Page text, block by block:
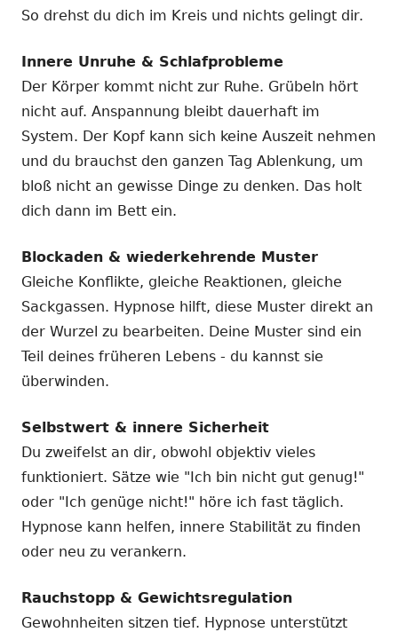
So drehst du dich im Kreis und nichts gelingt dir.
Innere Unruhe & Schlafprobleme
Der Körper kommt nicht zur Ruhe. Grübeln hört
nicht auf. Anspannung bleibt dauerhaft im
System. Der Kopf kann sich keine Auszeit nehmen
und du brauchst den ganzen Tag Ablenkung, um
bloß nicht an gewisse Dinge zu denken. Das holt
dich dann im Bett ein.
Blockaden & wiederkehrende Muster
Gleiche Konflikte, gleiche Reaktionen, gleiche
Sackgassen. Hypnose hilft, diese Muster direkt an
der Wurzel zu bearbeiten. Deine Muster sind ein
Teil deines früheren Lebens - du kannst sie
überwinden.
Selbstwert & innere Sicherheit
Du zweifelst an dir, obwohl objektiv vieles
funktioniert. Sätze wie "Ich bin nicht gut genug!"
oder "Ich genüge nicht!" höre ich fast täglich.
Hypnose kann helfen, innere Stabilität zu finden
oder neu zu verankern.
Rauchstopp & Gewichtsregulation
Gewohnheiten sitzen tief. Hypnose unterstützt